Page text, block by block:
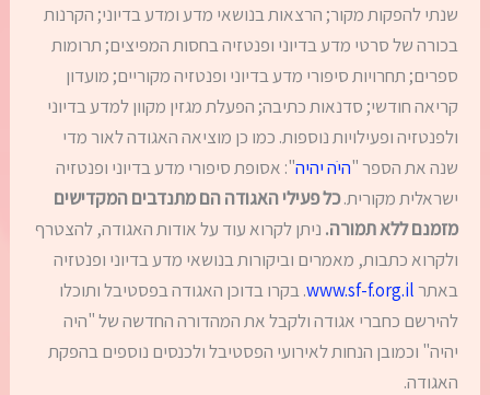
שנתי להפקות מקור; הרצאות בנושאי מדע ומדע בדיוני; הקרנות
בכורה של סרטי מדע בדיוני ופנטזיה בחסות המפיצים; תרומות
ספרים; תחרויות סיפורי מדע בדיוני ופנטזיה מקוריים; מועדון
קריאה חודשי; סדנאות כתיבה; הפעלת מגזין מקוון למדע בדיוני
ולפנטזיה ופעילויות נוספות. כמו כן מוציאה האגודה לאור מדי
שנה את הספר "היֹה יהיה": אסופת סיפורי מדע בדיוני ופנטזיה
ישראלית מקורית.כל פעילי האגודה הם מתנדבים המקדישים
מזמנם ללא תמורה. ניתן לקרוא עוד על אודות האגודה, להצטרף
ולקרוא כתבות, מאמרים וביקורות בנושאי מדע בדיוני ופנטזיה
באתרwww.sf-f.org.il. בקרו בדוכן האגודה בפסטיבל ותוכלו
להירשם כחברי אגודה ולקבל את המהדורה החדשה של "היה
יהיה" וכמובן הנחות לאירועי הפסטיבל ולכנסים נוספים בהפקת
האגודה.